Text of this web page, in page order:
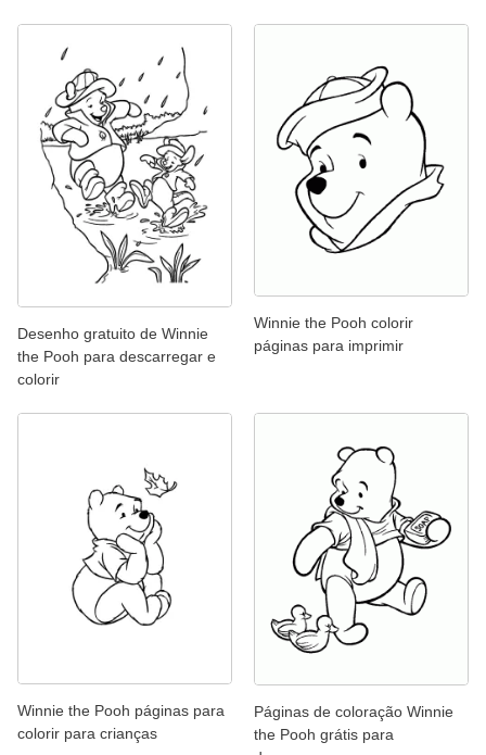
Desenho gratuito de Winnie
the Pooh para descarregar e
colorir
Winnie the Pooh colorir
páginas para imprimir
Winnie the Pooh páginas para
colorir para crianças
Páginas de coloração Winnie
the Pooh grátis para